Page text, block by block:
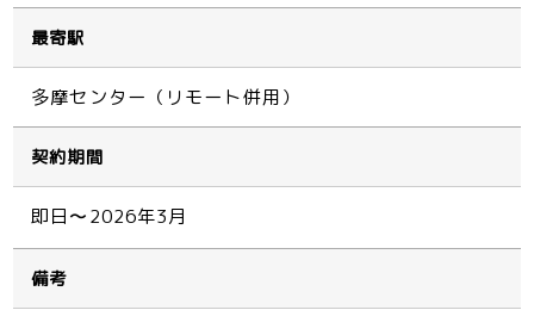
最寄駅
多摩センター（リモート併用）
契約期間
即日〜2026年3月
備考